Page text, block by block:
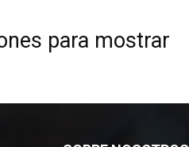
para mostrar